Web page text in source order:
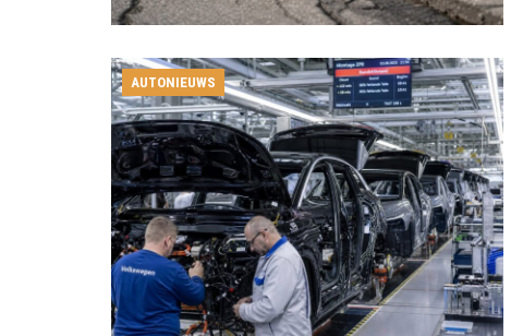
AUTONIEUWS